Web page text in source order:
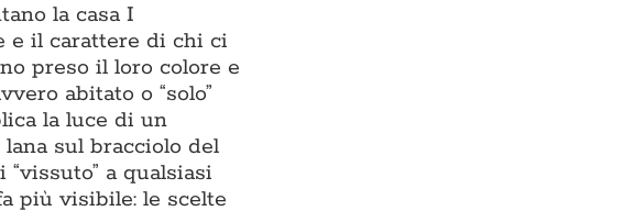
la casa I
e il carattere di chi ci
preso il loro colore e
abitato o “solo”
la luce di un
sul bracciolo del
a qualsiasi
più visibile: le scelte